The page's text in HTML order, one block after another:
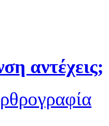
αντέχεις;